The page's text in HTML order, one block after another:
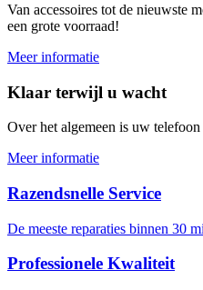
Van accessoires tot de nieuwste
een grote voorraad!
Meer informatie
Klaar terwijl u wacht
Over het algemeen is uw
Meer informatie
Razendsnelle Service
De meeste reparaties binnen 30
Professionele Kwaliteit